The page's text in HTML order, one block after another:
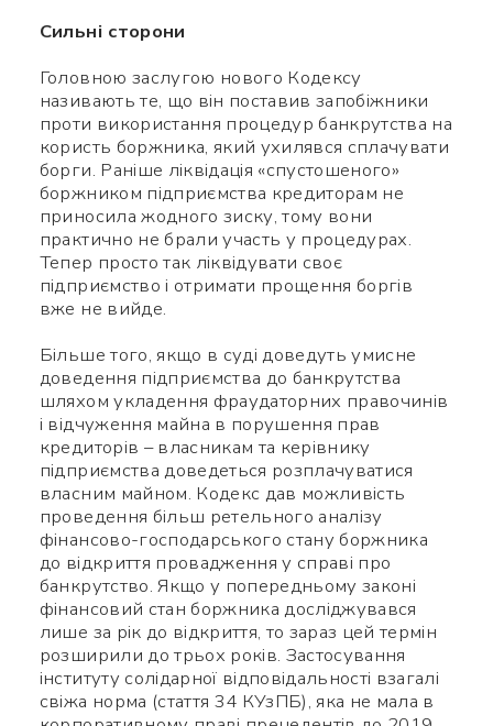
Сильні сторони
Головною заслугою нового Кодексу
називають те, що він поставив запобіжники
проти використання процедур банкрутства на
користь боржника, який ухилявся сплачувати
борги. Раніше ліквідація «спустошеного»
боржником підприємства кредиторам не
приносила жодного зиску, тому вони
практично не брали участь у процедурах.
Тепер просто так ліквідувати своє
підприємство і отримати прощення боргів
вже не вийде.
Більше того, якщо в суді доведуть умисне
доведення підприємства до банкрутства
шляхом укладення фраудаторних правочинів
і відчуження майна в порушення прав
кредиторів – власникам та керівнику
підприємства доведеться розплачуватися
власним майном. Кодекс дав можливість
проведення більш ретельного аналізу
фінансово-господарського стану боржника
до відкриття провадження у справі про
банкрутство. Якщо у попередньому законі
фінансовий стан боржника досліджувався
лише за рік до відкриття, то зараз цей термін
розширили до трьох років. Застосування
інституту солідарної відповідальності взагалі
свіжа норма (стаття 34 КУзПБ), яка не мала в